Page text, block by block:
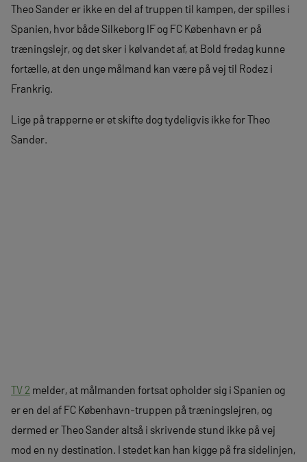
Theo Sander er ikke en del af truppen til kampen, der spilles i
Spanien, hvor både Silkeborg IF og FC København er på
træningslejr, og det sker i kølvandet af, at Bold fredag kunne
fortælle, at den unge målmand kan være på vej til Rodez i
Frankrig.
Lige på trapperne er et skifte dog tydeligvis ikke for Theo
Sander.
TV 2 melder, at målmanden fortsat opholder sig i Spanien og
er en del af FC København-truppen på træningslejren, og
dermed er Theo Sander altså i skrivende stund ikke på vej
mod en ny destination. I stedet kan han kigge på fra sidelinjen,